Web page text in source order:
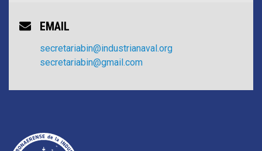
EMAIL
secretariabin@industrianaval.org
secretariabin@gmail.com